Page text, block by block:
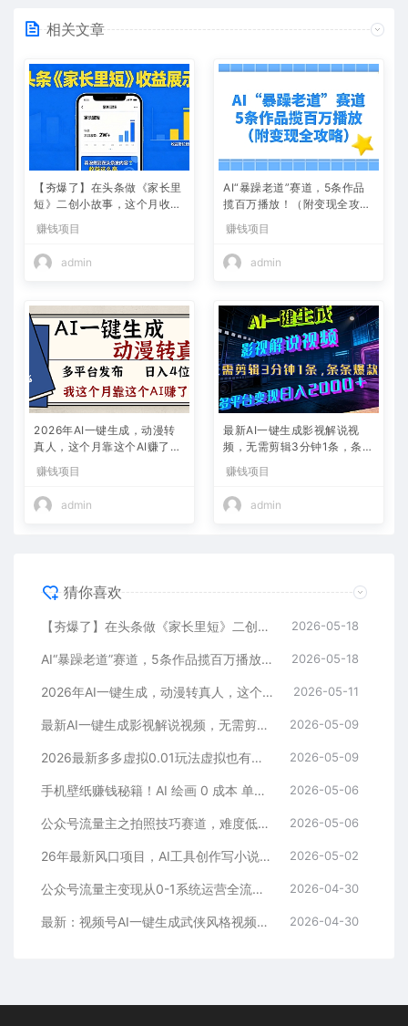
相关文章
【夯爆了】在头条做《家长里
短》二创小故事，这个月收益
2w+
赚钱项目
admin
AI“暴躁老道”赛道，5条作品
揽百万播放！（附变现全攻
略）
赚钱项目
admin
2026年AI一键生成，动漫转
真人，这个月靠这个AI赚了2
赚钱项目
admin
最新AI一键生成影视解说视
频，无需剪辑3分钟1条，条条
+
赚钱项目
admin
猜你喜欢
【夯爆了】在头条做《家长里短》二创小故事，这个月收益2w+ 2026-05-18
AI“暴躁老道”赛道，5条作品揽百万播放！（附变现全攻略） 2026-05-18
2026年AI一键生成，动漫转真人，这个月靠这个AI赚了2W+ 2026-05-11
最新AI一键生成影视解说视频，无需剪辑3分钟1条，条条爆款，多平台变现日入2000+ 2026-05-09
2026最新多多虚拟0.01玩法虚拟也有新门路轻松日入2500! 2026-05-09
手机壁纸赚钱秘籍！AI 绘画 0 成本 单店狂销 3.8 万单 2026-05-06
公众号流量主之拍照技巧赛道，难度低+流量大，起号第一篇就爆了10w阅读！ 2026-05-06
26年最新风口项目，AI工具创作写小说，轻松实现日入1000+ 2026-05-02
公众号流量主变现从0-1系统运营全流程讲解！ 2026-04-30
最新：视频号AI一键生成武侠风格视频，狂撸视频号分成收益，学完轻松日入1000+ 2026-04-30